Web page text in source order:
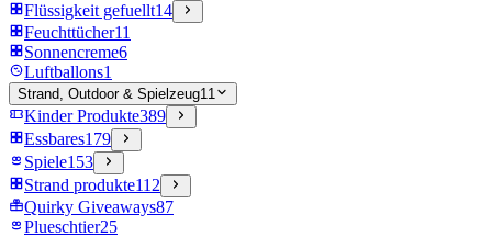
Flüssigkeit gefuellt14
Feuchttücher11
Sonnencreme6
Luftballons1
Strand, Outdoor & Spielzeug11
Kinder Produkte389
Essbares179
Spiele153
Strand produkte112
Quirky Giveaways87
Plueschtier25